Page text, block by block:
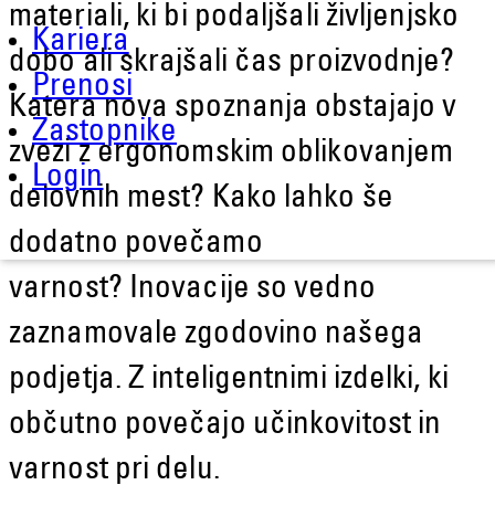
Kariera
Prenosi
Zastopnike
Login
materiali, ki bi podaljšali življenjsko
dobo ali skrajšali čas proizvodnje?
Katera nova spoznanja obstajajo v
zvezi z ergonomskim oblikovanjem
delovnih mest? Kako lahko še
dodatno povečamo
varnost? Inovacije so vedno
zaznamovale zgodovino našega
podjetja. Z inteligentnimi izdelki, ki
občutno povečajo učinkovitost in
varnost pri delu.